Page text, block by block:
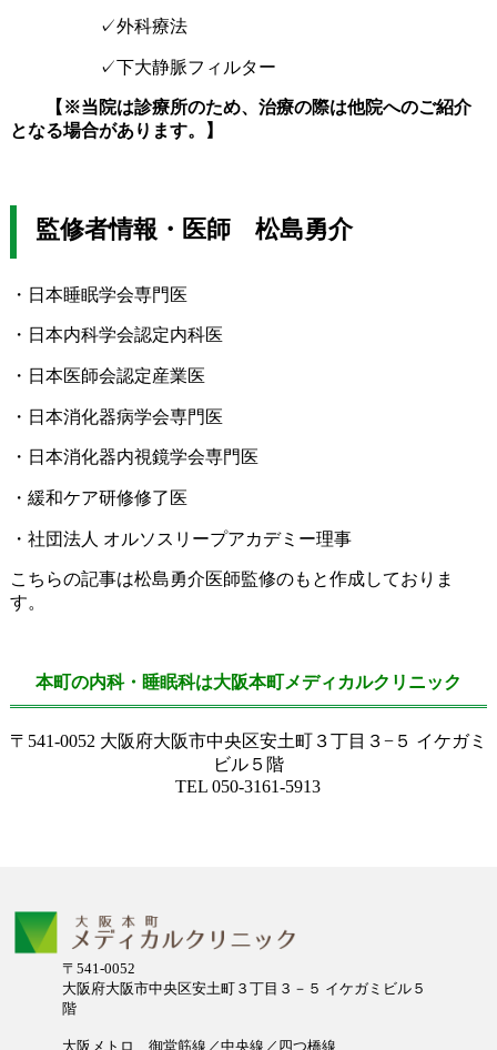
✓外科療法
✓下大静脈フィルター
【※当院は診療所のため、治療の際は他院へのご紹介
となる場合があります。】
監修者情報・医師 松島勇介
・日本睡眠学会専門医
・日本内科学会認定内科医
・日本医師会認定産業医
・日本消化器病学会専門医
・日本消化器内視鏡学会専門医
・緩和ケア研修修了医
・社団法人 オルソスリープアカデミー理事
こちらの記事は松島勇介医師監修のもと作成しておりま
す。
本町の内科・睡眠科は大阪本町メディカルクリニック
〒541-0052 大阪府大阪市中央区安土町３丁目３−５ イケガミ
ビル５階
TEL 050-3161-5913
〒541-0052
大阪府大阪市中央区安土町３丁目３－５ イケガミビル５
階
大阪メトロ 御堂筋線／中央線／四つ橋線